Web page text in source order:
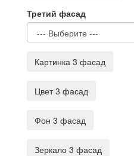
Третий фасад
Картинка 3 фасад
Цвет 3 фасад
Фон 3 фасад
Зеркало 3 фасад